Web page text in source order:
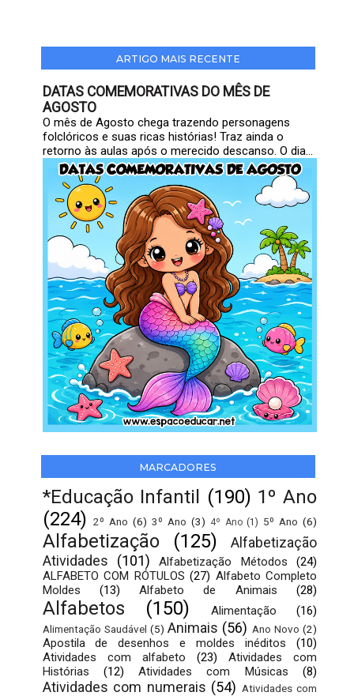
ARTIGO MAIS RECENTE
DATAS COMEMORATIVAS DO MÊS DE
AGOSTO
O mês de Agosto chega trazendo personagens
folclóricos e suas ricas histórias! Traz ainda o
retorno às aulas após o merecido descanso. O dia...
MARCADORES
*Educação Infantil (190) 1º Ano
(224) 2º Ano (6) 3º Ano (3) 4º Ano (1) 5º Ano (6)
Alfabetização (125)
Alfabetização
Atividades
(101) Alfabetização Métodos
(24)
ALFABETO COM RÓTULOS (27) Alfabeto Completo
Moldes
(13) Alfabeto de Animais (28)
Alfabetos (150) Alimentação (16)
Alimentação Saudável (5) Animais (56) Ano Novo (2)
Apostila de desenhos e moldes inéditos
(10)
Atividades com alfabeto
(23)
Atividades com
Histórias
(12) Atividades com Músicas (8)
Atividades com numerais (54) Atividades com